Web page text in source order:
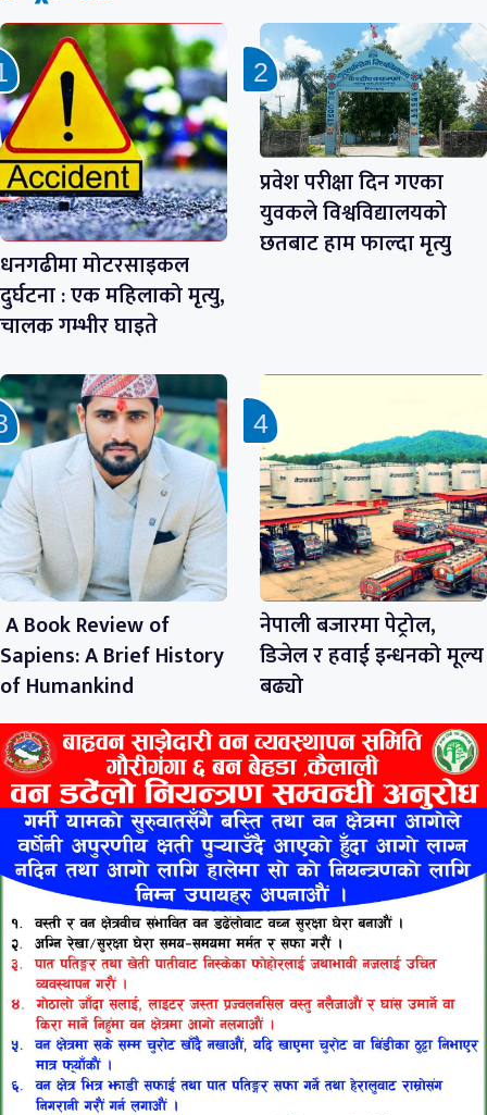
धनगढीमा मोटरसाइकल
दुर्घटना : एक महिलाको मृत्यु,
चालक गम्भीर घाइते
प्रवेश परीक्षा दिन गएका
युवकले विश्वविद्यालयको
छतबाट हाम फाल्दा मृत्यु
A Book Review of
Sapiens: A Brief History
of Humankind
नेपाली बजारमा पेट्रोल,
डिजेल र हवाई इन्धनको मूल्य
बढ्यो